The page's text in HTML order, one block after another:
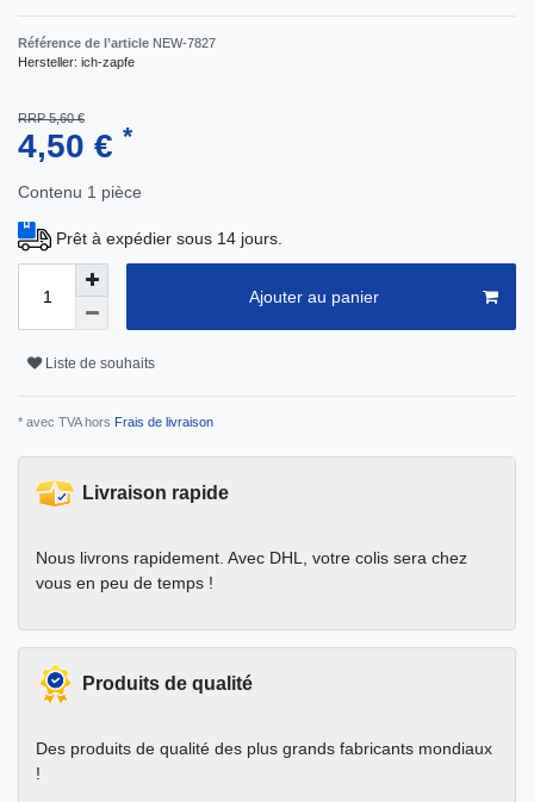
Référence de l’article NEW-7827
Hersteller: ich-zapfe
RRP 5,60 €
4,50 € *
Contenu 1 pièce
Prêt à expédier sous 14 jours.
Ajouter au panier
Liste de souhaits
* avec TVA hors Frais de livraison
Livraison rapide
Nous livrons rapidement. Avec DHL, votre colis sera chez
vous en peu de temps !
Produits de qualité
Des produits de qualité des plus grands fabricants mondiaux
!